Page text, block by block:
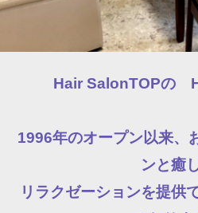
Hair SalonTOPの
1996年のオープン以来、
ンと癒
リラクゼーションを提供